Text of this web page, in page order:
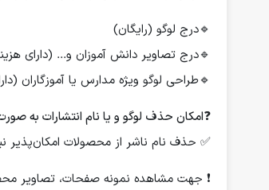
🔹درج لوگو (رایگان)
🔹درج تصاویر دانش آموزان و... (دارای
🔹طراحی لوگو ویژه مدارس یا آموزگاران
❓امکان حذف لوگو و یا نام انتشارات به
✅ حذف نام ناشر از محصولات امکان‌پذیر
❗️ جهت مشاهده نمونه صفحات، تصاویر